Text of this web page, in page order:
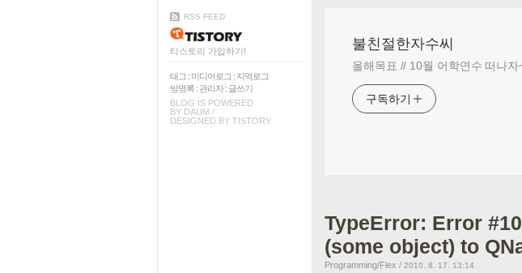
RSS FEED
티스토리 가입하기!
태그 : 미디어로그 : 지역로그
방명록 : 관리자: 글쓰기
BLOG IS POWERED
BY DAUM /
DESIGNED BY TISTORY
불친절한자수씨
올해목표 // 10월 어학연수 떠나자
구독하기
TypeError: Error
(some object) to
Programming/Flex / 2010. 8. 17. 13:14